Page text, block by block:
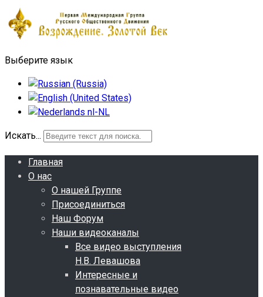
Выберите язык
Искать...
Главная
О нас
О нашей Группе
Присоединиться
Наш Форум
Наши видеоканалы
Все видео выступления
Н.В. Левашова
Интересные и
познавательные видео